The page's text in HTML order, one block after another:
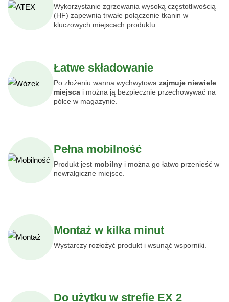
Wykorzystanie zgrzewania wysoką częstotliwością
(HF) zapewnia trwałe połączenie tkanin w
kluczowych miejscach produktu.
Łatwe składowanie
Po złożeniu wanna wychwytowa zajmuje niewiele
miejsca i można ją bezpiecznie przechowywać na
półce w magazynie.
Pełna mobilność
Produkt jest mobilny i można go łatwo przenieść w
newralgiczne miejsce.
Montaż w kilka minut
Wystarczy rozłożyć produkt i wsunąć wsporniki.
Do użytku w strefie EX 2